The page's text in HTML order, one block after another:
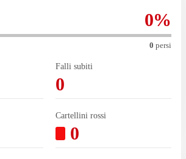
0%
0 persi
Falli subiti
0
Cartellini rossi
0